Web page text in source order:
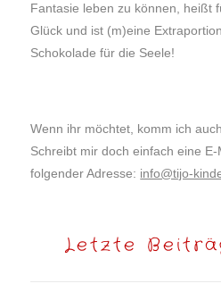
Fantasie leben zu können, heißt
Glück und ist (m)eine Extraportion
Schokolade für die Seele!
Wenn ihr möchtet, komm ich
Schreibt mir doch einfach eine
folgender Adresse: info@tijo-
Letzte